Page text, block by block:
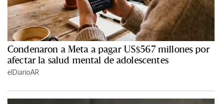
Condenaron a Meta a pagar US$567 millones por
afectar la salud mental de adolescentes
elDiarioAR